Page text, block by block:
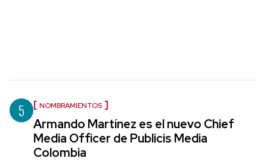
5 NOMBRAMIENTOS
Armando Martínez es el nuevo Chief
Media Officer de Publicis Media
Colombia